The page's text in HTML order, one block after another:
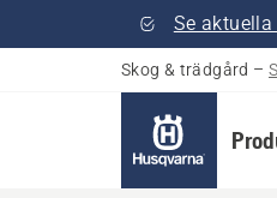
Se
Skog & trädgård –